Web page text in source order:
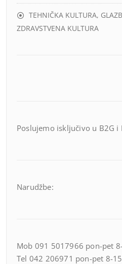
TEHNIČKA KULTURA,
ZDRAVSTVENA KULTURA
Poslujemo isključivo u B2G i
Narudžbe:
Mob 091 5017966 pon-pet
Tel 042 206971 pon-pet 8-